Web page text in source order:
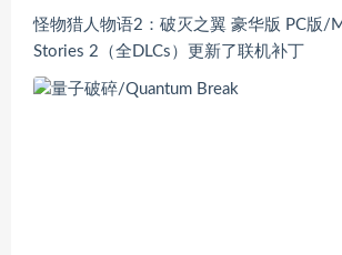
怪物猎人物语2：破灭之翼 豪华版 PC版/
Stories 2（全DLCs）更新了联机补丁